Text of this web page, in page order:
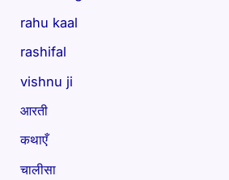
rahu kaal
rashifal
vishnu ji
आरती
कथाएँ
चालीसा